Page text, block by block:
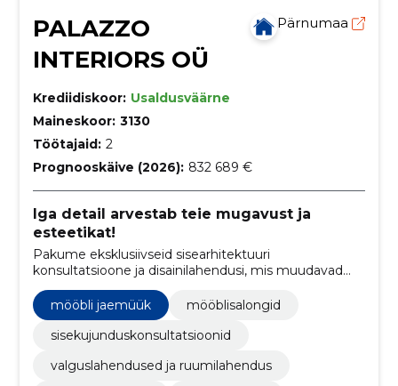
PALAZZO
INTERIORS OÜ
Pärnumaa
Krediidiskoor: Usaldusväärne
Maineskoor: 3130
Töötajaid: 2
Prognooskäive (2026): 832 689 €
Iga detail arvestab teie mugavust ja
esteetikat!
Pakume eksklusiivseid sisearhitektuuri
konsultatsioone ja disainilahendusi, mis muudavad
kliendi unistuste ruumi reaalsuseks.
mööbli jaemüük
mööblisalongid
sisekujunduskonsultatsioonid
valguslahendused ja ruumilahendus